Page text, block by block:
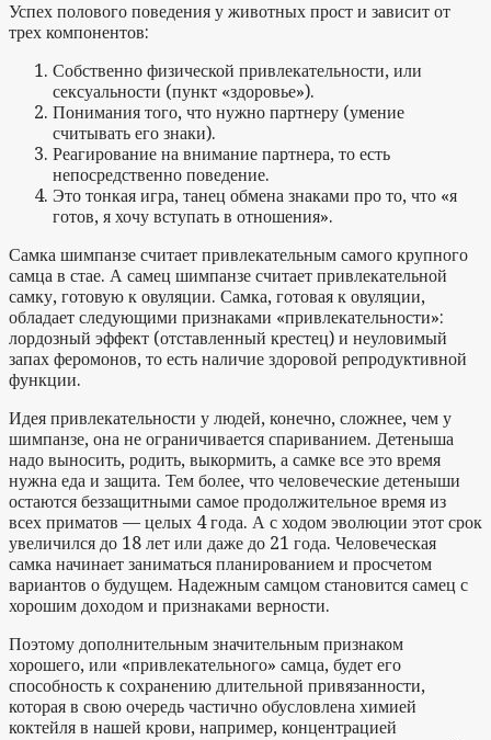
Успех полового поведения у животных прост и зависит от
трех компонентов:
Собственно физической привлекательности, или
сексуальности (пункт «здоровье»).
Понимания того, что нужно партнеру (умение
считывать его знаки).
Реагирование на внимание партнера, то есть
непосредственно поведение.
Это тонкая игра, танец обмена знаками про то, что «я
готов, я хочу вступать в отношения».
Самка шимпанзе считает привлекательным самого крупного
самца в стае. А самец шимпанзе считает привлекательной
самку, готовую к овуляции. Самка, готовая к овуляции,
обладает следующими признаками «привлекательности»:
лордозный эффект (отставленный крестец) и неуловимый
запах феромонов, то есть наличие здоровой репродуктивной
функции.
Идея привлекательности у людей, конечно, сложнее, чем у
шимпанзе, она не ограничивается спариванием. Детеныша
надо выносить, родить, выкормить, а самке все это время
нужна еда и защита. Тем более, что человеческие детеныши
остаются беззащитными самое продолжительное время из
всех приматов — целых 4 года. А с ходом эволюции этот срок
увеличился до 18 лет или даже до 21 года. Человеческая
самка начинает заниматься планированием и просчетом
вариантов о будущем. Надежным самцом становится самец с
хорошим доходом и признаками верности.
Поэтому дополнительным значительным признаком
хорошего, или «привлекательного» самца, будет его
способность к сохранению длительной привязанности,
которая в свою очередь частично обусловлена химией
коктейля в нашей крови, например, концентрацией